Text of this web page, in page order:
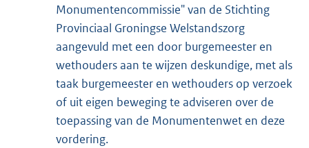
Monumentencommissie" van de Stichting
Provinciaal Groningse Welstandszorg
aangevuld met een door burgemeester en
wethouders aan te wijzen deskundige, met als
taak burgemeester en wethouders op verzoek
of uit eigen beweging te adviseren over de
toepassing van de Monumentenwet en deze
vordering.